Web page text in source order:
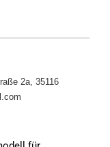
2a, 35116